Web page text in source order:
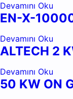
Devamını Oku
EN-X-
Devamını Oku
ALTECH 2
Devamını Oku
50 KW ON